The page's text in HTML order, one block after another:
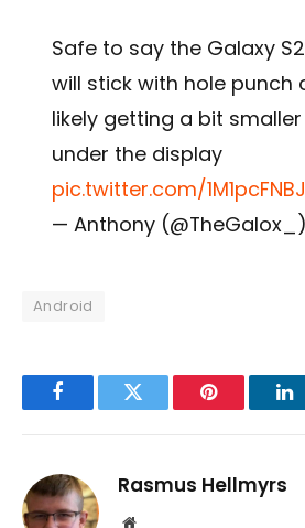
Safe to say the Galaxy
will stick with hole punch
likely getting a bit
under the display
pic.twitter.com/
— Anthony (@TheGalox_)
Android
FacebookTwitter Pinterest
Rasmus Hellmyrs
Website